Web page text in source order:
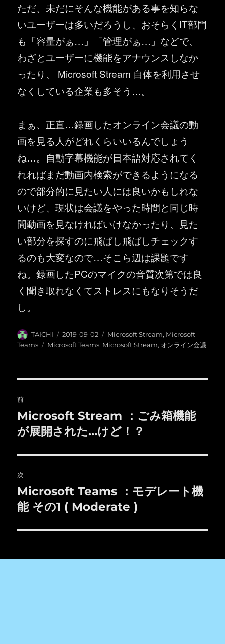
ただ、未だにそんな機能がある事を知らな
いユーザーは多いだろうし、おそらくIT部門
も「容量がぁ…」「管理がぁ…」などで、
わざとユーザーに機能をアナウンスしなか
ったり、 Microsoft Stream 自体を利用させ
なくしている企業も多そう…。
まぁ、正直…録画したオンライン会議の動
画を見る人がどれくらいいるんでしょう
ね…。自動字幕機能が日本語対応されてく
れればまだ動画内検索ができるようになる
ので部分的に見たい人には良いかもしれな
いけど、現状は会議をやった時間と同じ時
間動画を見なければいけなかったり、見た
い部分を探すのに飛ばし飛ばしチェックす
るのも大変なので…そこら辺は課題です
ね。録画したPCのマイクの音質次第では良
く聞き取れなくてストレスにもなりそうだ
し。
投
稿
TAICHI
投
稿
2019-09-02
カ
テ
Microsoft Stream, Microsoft
Teams
タ
Microsoft Teams, Microsoft Stream, オンライン会議
稿
ナ
ビ
ゲ
ー
シ
ン
前
前
の
稿:
Microsoft Stream ：ごみ箱機能
が展開された…けど！？
次
次
の
稿:
Microsoft Teams ：モデレート機
能 その1 ( Moderate )